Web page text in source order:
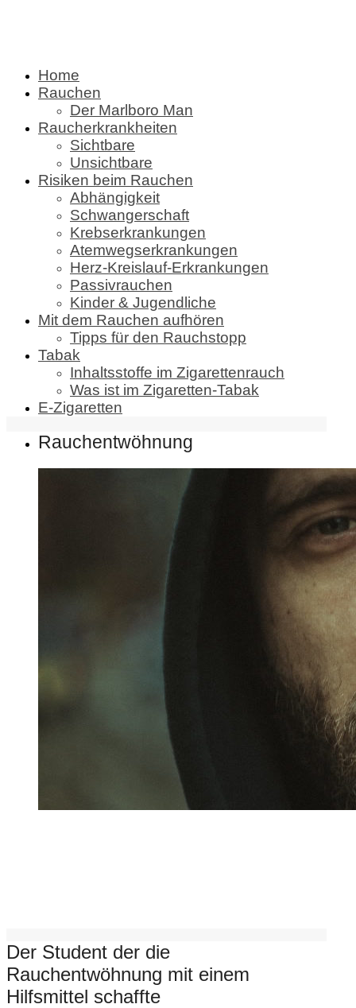
Home
Rauchen
Der Marlboro Man
Raucherkrankheiten
Sichtbare
Unsichtbare
Risiken beim Rauchen
Abhängigkeit
Schwangerschaft
Krebserkrankungen
Atemwegserkrankungen
Herz-Kreislauf-Erkrankungen
Passivrauchen
Kinder & Jugendliche
Mit dem Rauchen aufhören
Tipps für den Rauchstopp
Tabak
Inhaltsstoffe im Zigarettenrauch
Was ist im Zigaretten-Tabak
E-Zigaretten
Rauchentwöhnung
Der Student der die
Rauchentwöhnung mit einem
Hilfsmittel schaffte